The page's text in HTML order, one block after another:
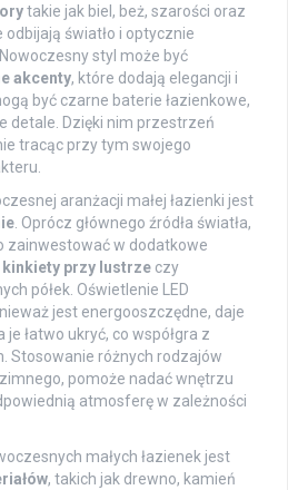
takie jak biel, beż, szarości oraz
światło i optycznie
styl może być
akcenty, które dodają elegancji i
być czarne baterie łazienkowe,
detale. Dzięki nim przestrzeń
tracąc przy tym swojego
aranżacji małej łazienki jest
. Oprócz głównego źródła światła,
zainwestować w dodatkowe
kinkiety przy lustrze czy
półek. Oświetlenie LED
jest energooszczędne, daje
łatwo ukryć, co współgra z
Stosowanie różnych rodzajów
pomoże nadać wnętrzu
atmosferę w zależności
małych łazienek jest
, takich jak drewno, kamień